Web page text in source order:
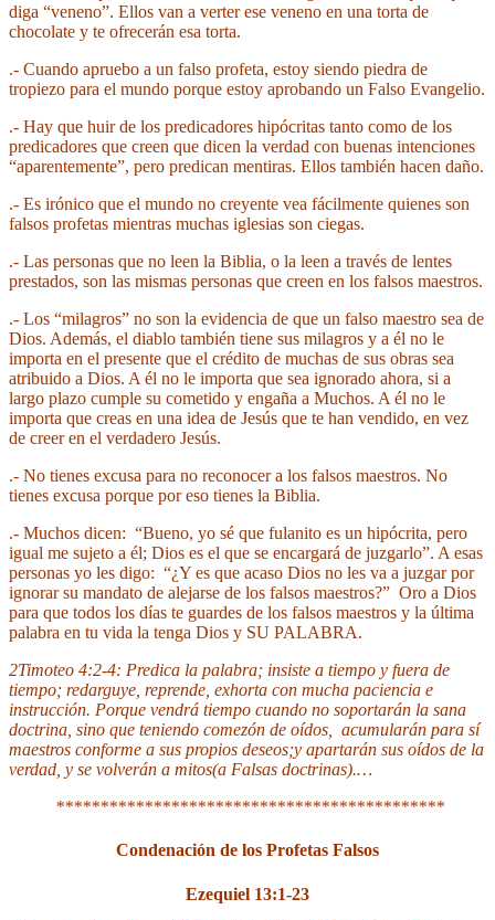
diga “veneno”. Ellos van a verter ese veneno en una torta de
chocolate y te ofrecerán esa torta.
.- Cuando apruebo a un falso profeta, estoy siendo piedra de
tropiezo para el mundo porque estoy aprobando un Falso Evangelio.
.- Hay que huir de los predicadores hipócritas tanto como de los
predicadores que creen que dicen la verdad con buenas intenciones
“aparentemente”, pero predican mentiras. Ellos también hacen daño.
.- Es irónico que el mundo no creyente vea fácilmente quienes son
falsos profetas mientras muchas iglesias son ciegas.
.- Las personas que no leen la Biblia, o la leen a través de lentes
prestados, son las mismas personas que creen en los falsos maestros.
.- Los “milagros” no son la evidencia de que un falso maestro sea de
Dios. Además, el diablo también tiene sus milagros y a él no le
importa en el presente que el crédito de muchas de sus obras sea
atribuido a Dios. A él no le importa que sea ignorado ahora, si a
largo plazo cumple su cometido y engaña a Muchos. A él no le
importa que creas en una idea de Jesús que te han vendido, en vez
de creer en el verdadero Jesús.
.- No tienes excusa para no reconocer a los falsos maestros. No
tienes excusa porque por eso tienes la Biblia.
.- Muchos dicen: “Bueno, yo sé que fulanito es un hipócrita, pero
igual me sujeto a él; Dios es el que se encargará de juzgarlo”. A esas
personas yo les digo: “¿Y es que acaso Dios no les va a juzgar por
ignorar su mandato de alejarse de los falsos maestros?” Oro a Dios
para que todos los días te guardes de los falsos maestros y la última
palabra en tu vida la tenga Dios y SU PALABRA.
2Timoteo 4:2-4: Predica la palabra; insiste a tiempo y fuera de
tiempo; redarguye, reprende, exhorta con mucha paciencia e
instrucción. Porque vendrá tiempo cuando no soportarán la sana
doctrina, sino que teniendo comezón de oídos, acumularán para sí
maestros conforme a sus propios deseos;y apartarán sus oídos de la
verdad, y se volverán a mitos(a Falsas doctrinas).…
********************************************
Condenación de los Profetas Falsos
Ezequiel 13:1-23